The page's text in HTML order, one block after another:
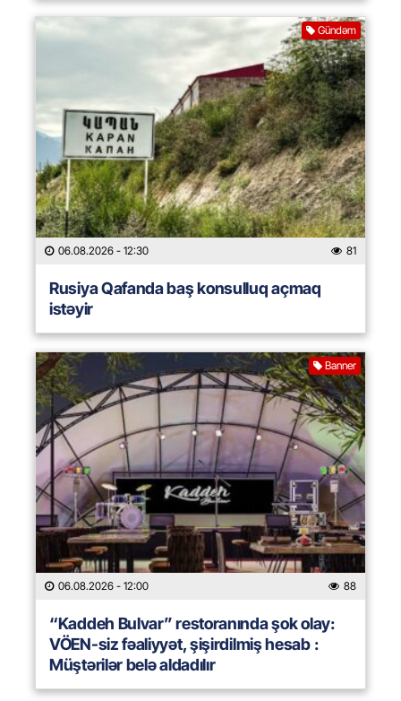
Gündəm
06.08.2026 - 12:30 81
Rusiya Qafanda baş konsulluq açmaq
istəyir
Banner
06.08.2026 - 12:00 88
“Kaddeh Bulvar” restoranında şok olay:
VÖEN-siz fəaliyyət, şişirdilmiş hesab :
Müştərilər belə aldadılır